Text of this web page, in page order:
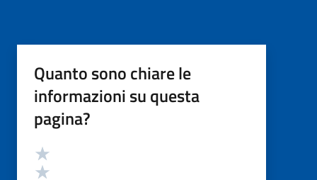
Quanto sono chiare le
informazioni su questa
pagina?
Valutazione